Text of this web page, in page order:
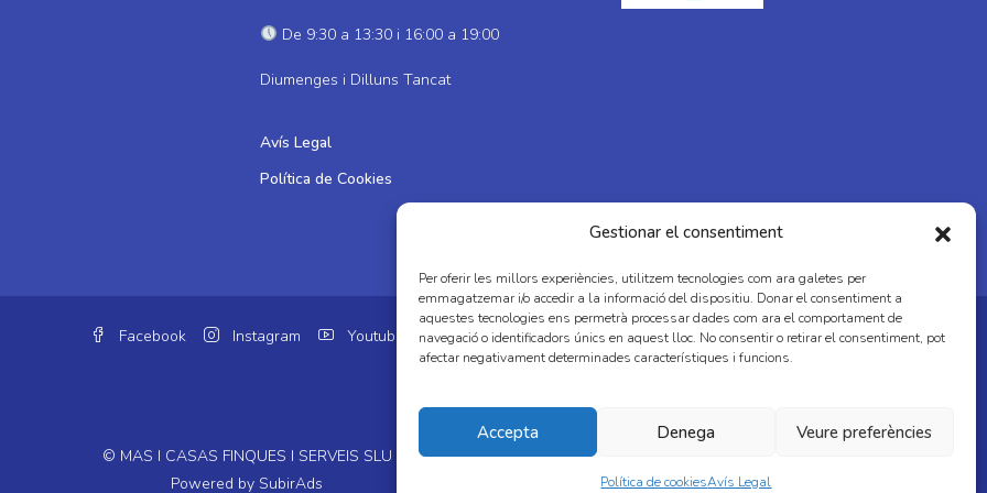
Gestionar el consentiment
Per oferir les millors experiències, utilitzem tecnologies com ara galetes per
emmagatzemar i/o accedir a la informació del dispositiu. Donar el consentiment a
aquestes tecnologies ens permetrà processar dades com ara el comportament de
navegació o identificadors únics en aquest lloc. No consentir o retirar el consentiment, pot
afectar negativament determinades característiques i funcions.
Accepta Denega Veure preferències
Política de cookiesAvís Legal
De 9:30 a 13:30 i 16:00 a 19:00
Diumenges i Dilluns Tancat
Avís Legal
Política de Cookies
Facebook Instagram Youtube
© MAS I CASAS FINQUES I SERVEIS SLU
Powered by SubirAds